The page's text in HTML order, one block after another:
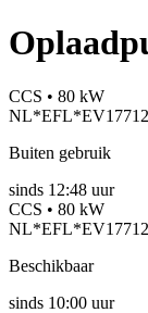
CCS • 80 kW
Buiten gebruik
sinds 12:48 uur
CCS • 80 kW
Beschikbaar
sinds 10:00 uur